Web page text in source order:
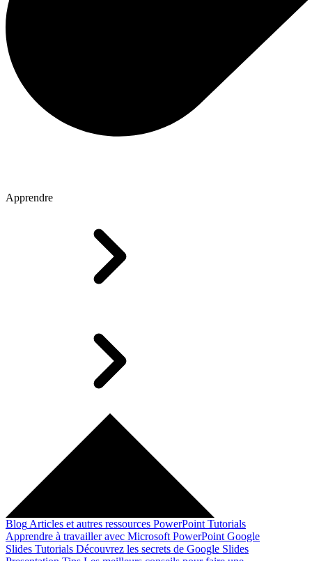
Apprendre
Blog Articles et autres ressources PowerPoint Tutorials
Apprendre à travailler avec Microsoft PowerPoint Google
Slides Tutorials Découvrez les secrets de Google Slides